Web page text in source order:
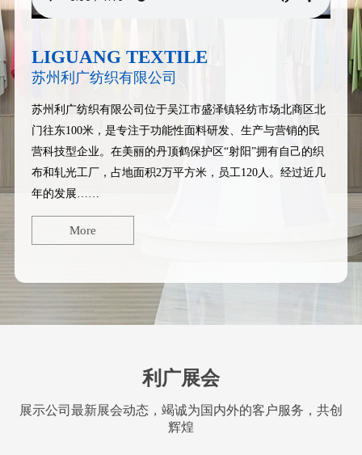
LIGUANG TEXTILE
苏州利广纺织有限公司
苏州利广纺织有限公司 位于吴江市盛泽镇轻纺市场北商区北
门往东100米，是专注于功能性面料研发、生产与营销的民
营科技型企业。在美丽的丹顶鹤保护区“射阳”拥有自己的织
布和轧光工厂，占地面积2万平方米，员工120人。经过近几
年的发展……
More
利广展会
展示公司最新展会动态，竭诚为国内外的客户服务，共创
辉煌